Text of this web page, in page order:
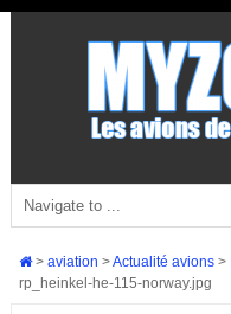
> aviation >Actualité avions>
rp_heinkel-he-115-norway.jpg